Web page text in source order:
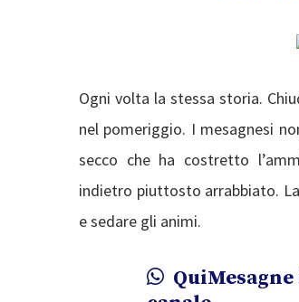
Ogni volta la stessa storia.
nel pomeriggio. I mesagnesi
secco che ha costretto
indietro piuttosto arrabbiato.
e sedare gli animi.